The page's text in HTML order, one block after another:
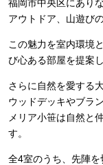
福岡市中央区にあり
アウトドア、山遊び
この魅力を室内環境
び心ある部屋を提案し
さらに自然を愛する
ウッドデッキやブラ
メリア小笹は自然と
す。
全4室のうち、先陣を